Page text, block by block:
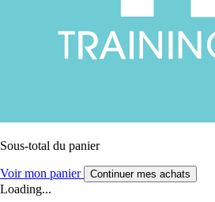
Sous-total du panier
Voir mon panier Continuer mes achats
Loading...